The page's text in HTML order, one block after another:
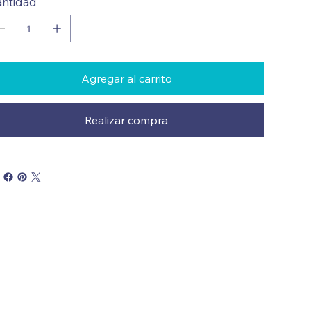
Agregar al carrito
Realizar compra